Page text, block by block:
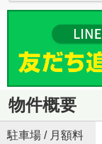
物件概要
駐車場 / 月額料